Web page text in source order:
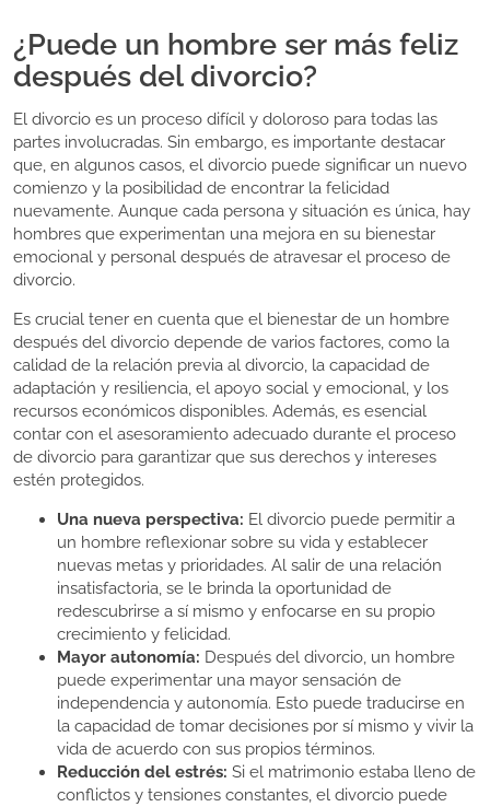
¿Puede un hombre ser más feliz
después del divorcio?
El divorcio es un proceso difícil y doloroso para todas las
partes involucradas. Sin embargo, es importante destacar
que, en algunos casos, el divorcio puede significar un nuevo
comienzo y la posibilidad de encontrar la felicidad
nuevamente. Aunque cada persona y situación es única, hay
hombres que experimentan una mejora en su bienestar
emocional y personal después de atravesar el proceso de
divorcio.
Es crucial tener en cuenta que el bienestar de un hombre
después del divorcio depende de varios factores, como la
calidad de la relación previa al divorcio, la capacidad de
adaptación y resiliencia, el apoyo social y emocional, y los
recursos económicos disponibles. Además, es esencial
contar con el asesoramiento adecuado durante el proceso
de divorcio para garantizar que sus derechos y intereses
estén protegidos.
Una nueva perspectiva: El divorcio puede permitir a
un hombre reflexionar sobre su vida y establecer
nuevas metas y prioridades. Al salir de una relación
insatisfactoria, se le brinda la oportunidad de
redescubrirse a sí mismo y enfocarse en su propio
crecimiento y felicidad.
Mayor autonomía: Después del divorcio, un hombre
puede experimentar una mayor sensación de
independencia y autonomía. Esto puede traducirse en
la capacidad de tomar decisiones por sí mismo y vivir la
vida de acuerdo con sus propios términos.
Reducción del estrés: Si el matrimonio estaba lleno de
conflictos y tensiones constantes, el divorcio puede